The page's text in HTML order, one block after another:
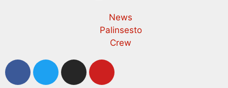
News
Palinsesto
Crew